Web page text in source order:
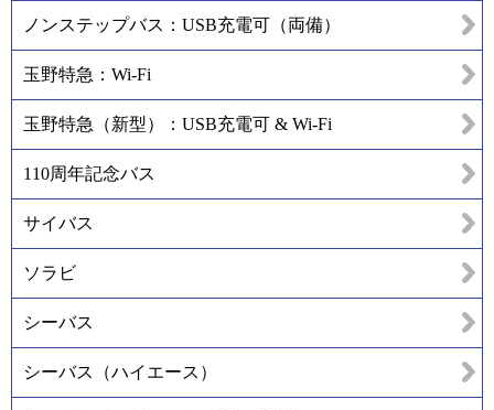
ノンステップバス：USB充電可（両備）
玉野特急：Wi-Fi
玉野特急（新型）：USB充電可 & Wi-Fi
110周年記念バス
サイバス
ソラビ
シーバス
シーバス（ハイエース）